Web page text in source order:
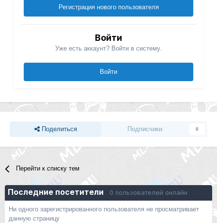
Регистрация нового пользователя
Войти
Уже есть аккаунт? Войти в систему.
Войти
Поделиться Подписчики 0
Перейти к списку тем
Последние посетители 0 пользователей онлайн
Ни одного зарегистрированного пользователя не просматривает
данную страницу